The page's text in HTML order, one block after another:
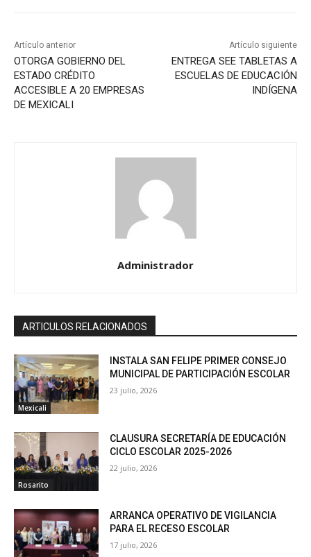
Artículo anterior
OTORGA GOBIERNO DEL
ESTADO CRÉDITO
ACCESIBLE A 20 EMPRESAS
DE MEXICALI
Artículo siguiente
ENTREGA SEE TABLETAS A
ESCUELAS DE EDUCACIÓN
INDÍGENA
Administrador
ARTICULOS RELACIONADOS
Mexicali
INSTALA SAN FELIPE PRIMER CONSEJO
MUNICIPAL DE PARTICIPACIÓN ESCOLAR
23 julio, 2026
Rosarito
CLAUSURA SECRETARÍA DE EDUCACIÓN
CICLO ESCOLAR 2025-2026
22 julio, 2026
ARRANCA OPERATIVO DE VIGILANCIA
PARA EL RECESO ESCOLAR
17 julio, 2026